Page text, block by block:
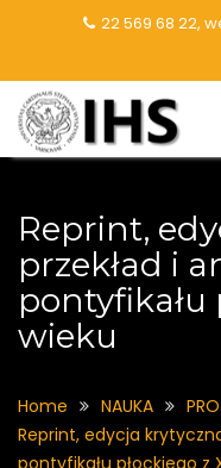
22 569 68 22,
Reprint,
przekład i
pontyfikału
wieku
Home NAUKA
Reprint, edycja
pontyfikału płockiego z